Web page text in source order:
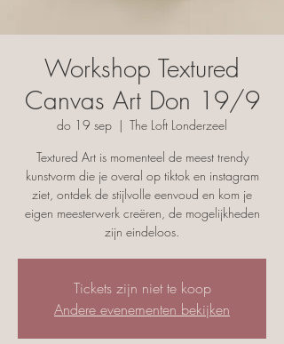
Workshop Textured
Canvas Art Don 19/9
do 19 sep
  |
The Loft Londerzeel
Textured Art is momenteel de meest trendy
kunstvorm die je overal op tiktok en instagram
ziet, ontdek de stijlvolle eenvoud en kom je
eigen meesterwerk creëren, de mogelijkheden
zijn eindeloos.
Tickets zijn niet te koop
Andere evenementen bekijken